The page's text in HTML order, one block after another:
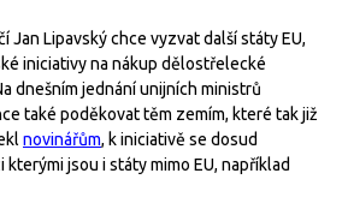
Jan Lipavský chce vyzvat další státy EU,
iniciativy na nákup dělostřelecké
dnešním jednání unijních ministrů
také poděkovat těm zemím, které tak již
novinářům, k iniciativě se dosud
jsou i státy mimo EU, například